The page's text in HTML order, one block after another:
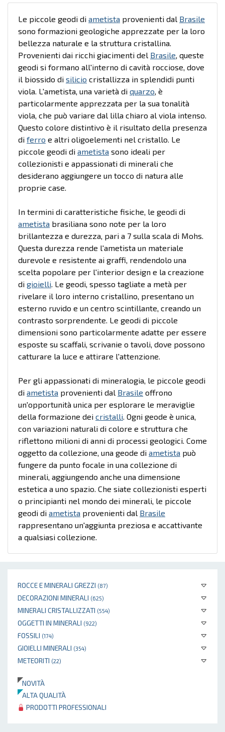
ROCCE E MINERALI GREZZI (87)
DECORAZIONI MINERALI (625)
MINERALI CRISTALLIZZATI (554)
OGGETTI IN MINERALI (922)
FOSSILI (174)
GIOIELLI MINERALI (354)
METEORITI (22)
NOVITÀ
ALTA QUALITÀ
PRODOTTI PROFESSIONALI
Le piccole geodi di ametista provenienti dal Brasile
sono formazioni geologiche apprezzate per la loro
bellezza naturale e la struttura cristallina.
Provenienti dai ricchi giacimenti del Brasile, queste
geodi si formano all'interno di cavità rocciose, dove
il biossido di silicio cristallizza in splendidi punti
viola. L'ametista, una varietà di quarzo, è
particolarmente apprezzata per la sua tonalità
viola, che può variare dal lilla chiaro al viola intenso.
Questo colore distintivo è il risultato della presenza
di ferro e altri oligoelementi nel cristallo. Le
piccole geodi di ametista sono ideali per
collezionisti e appassionati di minerali che
desiderano aggiungere un tocco di natura alle
proprie case.
In termini di caratteristiche fisiche, le geodi di
ametista brasiliana sono note per la loro
brillantezza e durezza, pari a 7 sulla scala di Mohs.
Questa durezza rende l'ametista un materiale
durevole e resistente ai graffi, rendendolo una
scelta popolare per l'interior design e la creazione
di gioielli. Le geodi, spesso tagliate a metà per
rivelare il loro interno cristallino, presentano un
esterno ruvido e un centro scintillante, creando un
contrasto sorprendente. Le geodi di piccole
dimensioni sono particolarmente adatte per essere
esposte su scaffali, scrivanie o tavoli, dove possono
catturare la luce e attirare l'attenzione.
Per gli appassionati di mineralogia, le piccole geodi
di ametista provenienti dal Brasile offrono
un'opportunità unica per esplorare le meraviglie
della formazione dei cristalli. Ogni geode è unica,
con variazioni naturali di colore e struttura che
riflettono milioni di anni di processi geologici. Come
oggetto da collezione, una geode di ametista può
fungere da punto focale in una collezione di
minerali, aggiungendo anche una dimensione
estetica a uno spazio. Che siate collezionisti esperti
o principianti nel mondo dei minerali, le piccole
geodi di ametista provenienti dal Brasile
rappresentano un'aggiunta preziosa e accattivante
a qualsiasi collezione.